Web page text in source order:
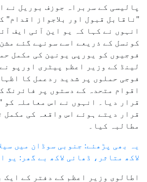
پالیسی کے سربراہ جوزف بوریل نے
"ناقابل قبول اور بلاجواز اقدام"
انہوں نے کہا کہ یو این آئی ایف
کونسل کے ذریعے اسے سونپے گئے
فوجیوں کو یورپی یونین کی مکمل
لینڈ کے وزیر اعظم پیٹری اورپو
فوجی حملوں پر شدید ردعمل کا
اقوام متحدہ کے دستوں پر فائرنگ
قرار دیا۔ انہوں نے اس معاملہ کو
قرار دیتے ہوئے اس واقعہ کی مکمل
مطالبہ کیا۔
لاکھ متاثر، ڈھائی لاکھ بے گھر: یو
اطالوی وزیر اعظم کے دفتر کے ایک